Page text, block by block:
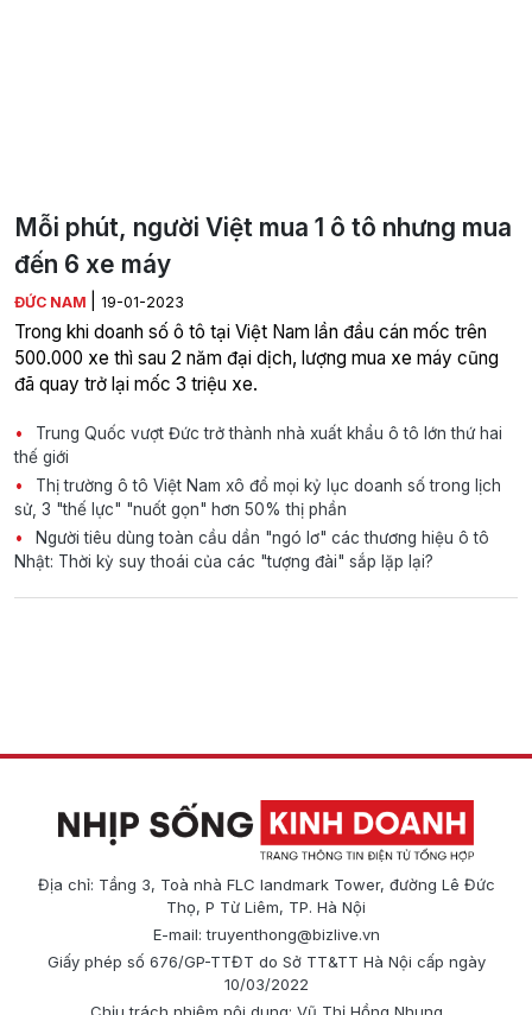
Mỗi phút, người Việt mua 1 ô tô nhưng mua
đến 6 xe máy
ĐỨC NAM 19-01-2023
Trong khi doanh số ô tô tại Việt Nam lần đầu cán mốc trên
500.000 xe thì sau 2 năm đại dịch, lượng mua xe máy cũng
đã quay trở lại mốc 3 triệu xe.
Trung Quốc vượt Đức trở thành nhà xuất khẩu ô tô lớn thứ hai
thế giới
Thị trường ô tô Việt Nam xô đổ mọi kỷ lục doanh số trong lịch
sử, 3 "thế lực" "nuốt gọn" hơn 50% thị phần
Người tiêu dùng toàn cầu dần "ngó lơ" các thương hiệu ô tô
Nhật: Thời kỳ suy thoái của các "tượng đài" sắp lặp lại?
Địa chỉ: Tầng 3, Toà nhà FLC landmark Tower, đường Lê Đức
Thọ, P Từ Liêm, TP. Hà Nội
E-mail:truyenthong@bizlive.vn
Giấy phép số 676/GP-TTĐT do Sở TT&TT Hà Nội cấp ngày
10/03/2022